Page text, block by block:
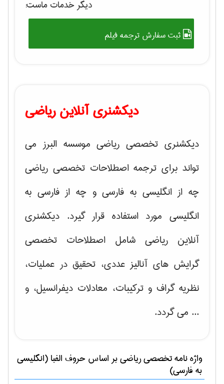
دیگر خدمات ماست:
ثبت سفارش ترجمه فیلم
دیکشنری آنلاین ریاضی
دیکشنری تخصصی ریاضی موسسه البرز می
تواند برای ترجمه اصطلاحات تخصصی ریاضی
چه از انگلیسی به فارسی و چه از فارسی به
انگلیسی مورد استفاده قرار گیرد. دیکشنری
آنلاین ریاضی شامل اصطلاحات تخصصی
گرایش های آنالیز عددی، تحقیق در عملیات،
نظریه گراف و تركیبات، معادلات دیفرانسیل، و
... می گردد.
واژه نامه تخصصیرياضیبر اساس حروف الفبا (انگلیسی
به فارسی)